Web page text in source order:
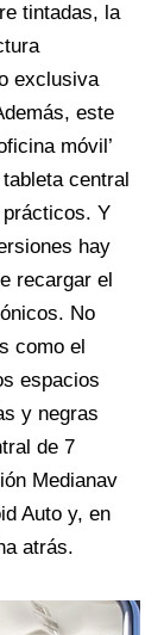
tintadas, la
exclusiva
este
móvil’
central
Y
hay
recargar el
No
como el
espacios
y negras
de 7
Medianav
Auto y, en
atrás.